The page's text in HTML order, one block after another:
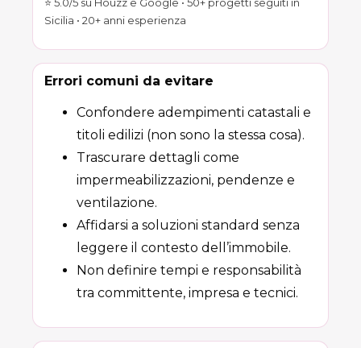
Sicilia • 20+ anni esperienza
Errori comuni da evitare
Confondere adempimenti catastali e
titoli edilizi (non sono la stessa cosa).
Trascurare dettagli come
impermeabilizzazioni, pendenze e
ventilazione.
Affidarsi a soluzioni standard senza
leggere il contesto dell’immobile.
Non definire tempi e responsabilità
tra committente, impresa e tecnici.